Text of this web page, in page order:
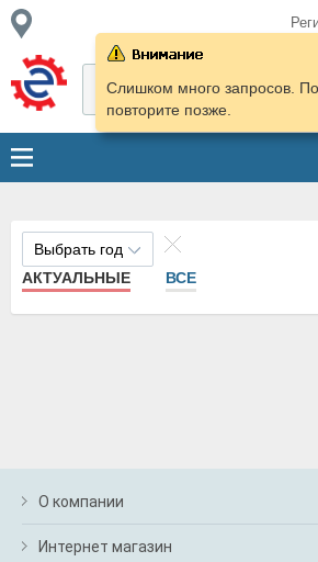
Слишком много запросов.
повторите позже.
Выбрать год
АКТУАЛЬНЫЕ
ВСЕ
О компании
Интернет магазин